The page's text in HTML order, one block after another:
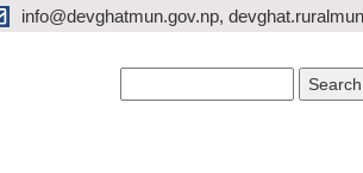
info@devghatmun.gov.np,